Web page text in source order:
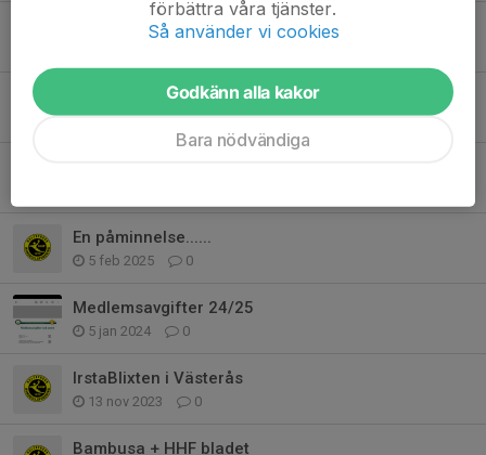
Vi är anmälda till Hallbybollen 2026🤾
Information från föräldramöte
29 sep 2025 1
En påminnelse......
5 feb 2025 0
Medlemsavgifter 24/25
5 jan 2024 0
IrstaBlixten i Västerås
13 nov 2023 0
Bambusa + HHF bladet
förbättra våra tjänster.
Så använder vi cookies
Godkänn alla kakor
Bara nödvändiga